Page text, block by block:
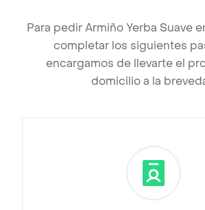
Para pedir Armiño Yerba Suave
completar los siguientes
encargamos de llevarte el
domicilio a la